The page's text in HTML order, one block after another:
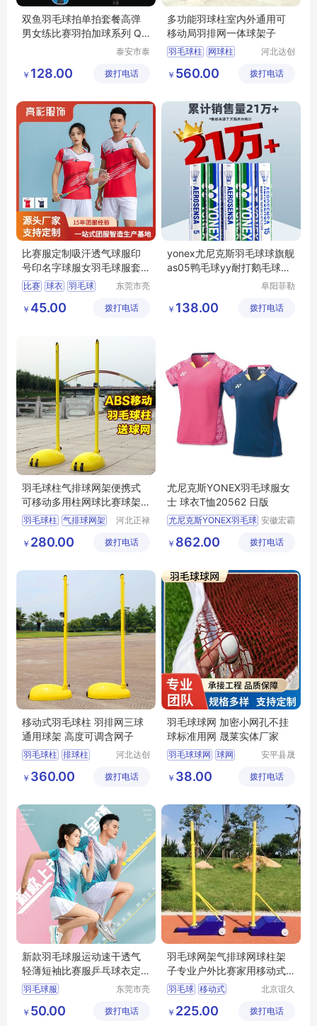
双鱼羽毛球拍单拍套餐高弹
男女练比赛羽拍加球系列 QT
泰安市泰
瑞特健身
￥ 128.00 拨打电话
多功能羽球柱室内外通用可
移动局羽排网一体球架子
羽毛球柱 网球柱
铸铁羽毛球柱
河北达创
有限公司
￥ 560.00 拨打电话
比赛服定制吸汗透气球服印
号印名字球服女羽毛球服套
装女款
比赛 球衣 羽毛球
东莞市亮
限公司
￥ 45.00 拨打电话
yonex尤尼克斯羽毛球球旗舰
as05鸭毛球yy耐打鹅毛球AS
阜阳菲勒
公司
￥ 138.00 拨打电话
羽毛球柱气排球网架便携式
可移动多用柱网球比赛球架
正禄
羽毛球柱 气排球网架
可移动网球柱
河北正禄
制造有限
￥ 280.00 拨打电话
尤尼克斯YONEX羽毛球服女
士 球衣T恤20562 日版
尤尼克斯YONEX羽毛球 安徽宏霸
有限公司
￥ 862.00 拨打电话
移动式羽毛球柱 羽排网三球
通用球架 高度可调含网子
羽毛球柱 排球柱
移动式羽毛球柱
河北达创
有限公司
￥ 360.00 拨打电话
羽毛球球网 加密小网孔不挂
球标准用网 晟莱实体厂家
羽毛球球网 球网
安平县晟
造有限公
￥ 38.00 拨打电话
新款羽毛球服运动速干透气
轻薄短袖比赛服乒乓球衣定
制印字
羽毛球服
透气羽毛球服
东莞市亮
限公司
￥ 50.00 拨打电话
羽毛球网架气排球网球柱架
子专业户外比赛家用移动式
标准便携沙滩
羽毛球 移动式
北京谊久
公司
￥ 225.00 拨打电话